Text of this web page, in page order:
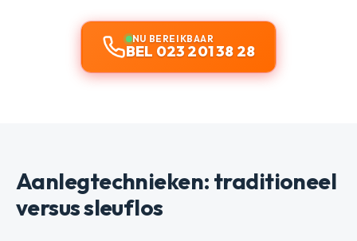
NU BEREIKBAAR
BEL 023 201 38 28
Aanlegtechnieken: traditioneel
versus sleuflos